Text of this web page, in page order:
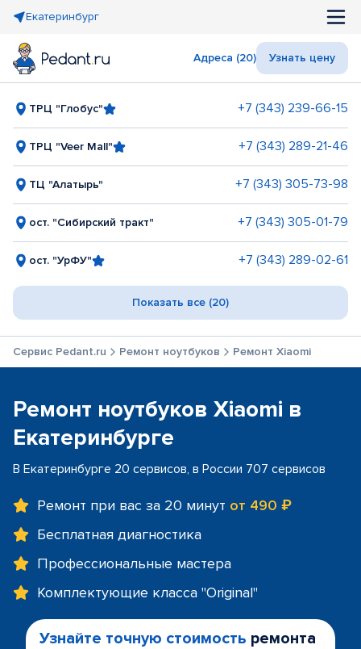
Екатеринбург
Адреса (20) Узнать цену
ТРЦ "Глобус" +7 (343) 239-66-15
ТРЦ "Veer Mall" +7 (343) 289-21-46
ТЦ "Алатырь" +7 (343) 305-73-98
ост. "Сибирский тракт" +7 (343) 305-01-79
ост. "УрФУ" +7 (343) 289-02-61
Показать все (20)
Сервис Pedant.ru Ремонт ноутбуков Ремонт Xiaomi
Ремонт ноутбуков Xiaomi в
Екатеринбурге
В Екатеринбурге 20 сервисов, в России 707 сервисов
Ремонт при вас за 20 минут от 490 ₽
Бесплатная диагностика
Профессиональные мастера
Комплектующие класса "Original"
Узнайте точную стоимость ремонта